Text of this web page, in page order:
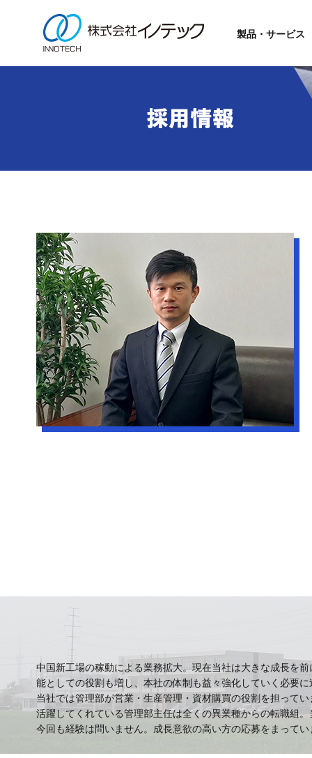
製品・サービス
中国新工場の稼動による業務拡大。現在当社は大きな成長を
能としての役割も増し、本社の体制も益々強化していく必要
当社では管理部が営業・生産管理・資材購買の役割を担って
活躍してくれている管理部主任は全くの異業種からの転職組
今回も経験は問いません。成長意欲の高い方の応募をまってい